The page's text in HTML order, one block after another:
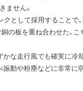
ません。
クとして採用すること
銅の板を重ね合わせた
な走行風でも確実に
動や粉塵などに非常